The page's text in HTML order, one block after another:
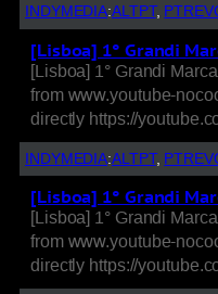
INDYMEDIA:ALTPT,
[Lisboa] 1° Grandi
[Lisboa] 1° Grandi
from www.youtube-
directly https://
INDYMEDIA:ALTPT,
[Lisboa] 1° Grandi
[Lisboa] 1° Grandi
from www.youtube-
directly https://